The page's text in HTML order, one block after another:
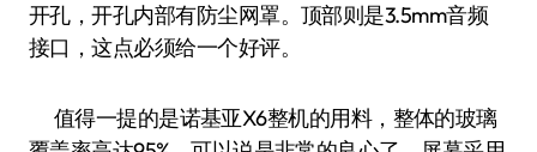
开孔，开孔内部有防尘网罩。顶部则是3.5mm音频
接口，这点必须给一个好评。
值得一提的是诺基亚X6整机的用料，整体的玻璃